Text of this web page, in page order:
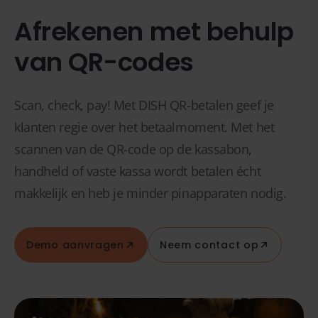
Afrekenen met behulp
van QR-codes
Scan, check, pay! Met DISH QR-betalen geef je
klanten regie over het betaalmoment. Met het
scannen van de QR-code op de kassabon,
handheld of vaste kassa wordt betalen écht
makkelijk en heb je minder pinapparaten nodig.
Demo aanvragen Neem contact op